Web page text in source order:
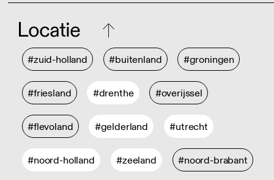
Locatie
#zuid-holland #buitenland #groningen
#friesland #drenthe #overijssel
#flevoland #gelderland #utrecht
#noord-holland #zeeland #noord-brabant